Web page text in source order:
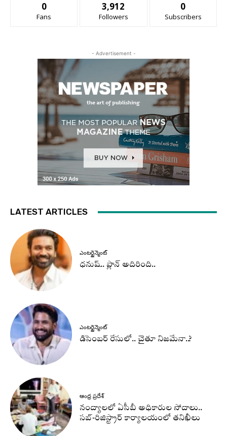
0
Fans
3,912
Followers
0
Subscribers
- Advertisement -
LATEST ARTICLES
ఎంటర్టైన్మెంట్
ధనుష్‌.. ప్లాన్ అదిరింది..
ఎంటర్టైన్మెంట్
డిసెంబర్ రేసులో.. చైతూ నిజమేనా..?
ఆంధ్ర ప్రదేశ్
నంద్యాలలో ఏసీబీ అధికారుల సోదాలు..
సబ్-రిజిస్ట్రార్ కార్యాలయంలో తనిఖీలు